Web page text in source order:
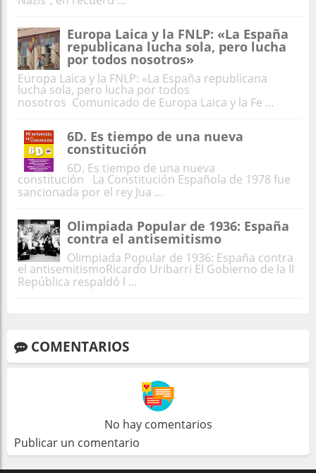
Europa Laica y la FNLP: «La España
republicana lucha sola, pero lucha
por todos nosotros»
Europa Laica y la FNLP: «La España republicana
lucha sola, pero lucha por todos
nosotros Comunicado de Europa Laica y la Fe ...
6D. Es tiempo de una nueva
constitución
6D. Es tiempo de una nueva
constitución La Constitución Española de 1978 fue
sancionada por el rey Jua ...
Olimpiada Popular de 1936: España
contra el antisemitismo
Olimpiada Popular de 1936: España contra
el antisemitismoRicardo Uribarri El Gobierno de la II
República respaldó l ...
COMENTARIOS
No hay comentarios
Publicar un comentario